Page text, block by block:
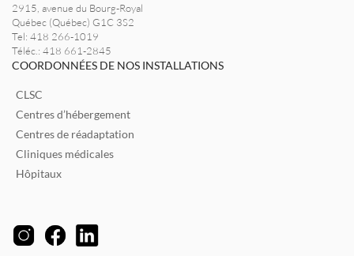
2915, avenue du Bourg-Royal
Québec (Québec) G1C 3S2
Tel: 418 266-1019
Téléc.: 418 661-2845
COORDONNÉES DE NOS INSTALLATIONS
CLSC
Centres d’hébergement
Centres de réadaptation
Cliniques médicales
Hôpitaux